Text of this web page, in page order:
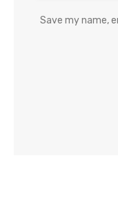
Save my name,